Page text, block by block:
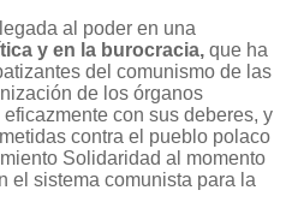
al poder en una
y en la burocracia, que ha
del comunismo de las
de los órganos
con sus deberes, y
contra el pueblo polaco
Solidaridad al momento
el sistema comunista para la